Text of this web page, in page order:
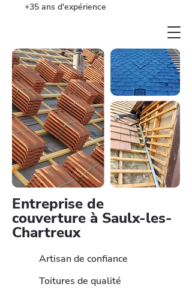
+35 ans d'expérience
Entreprise de
couverture à Saulx-les-
Chartreux
Artisan de confiance
Toitures de qualité